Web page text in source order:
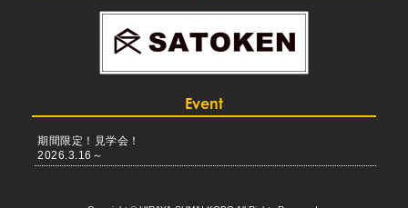
Event
期間限定！見学会！
2026.3.16～